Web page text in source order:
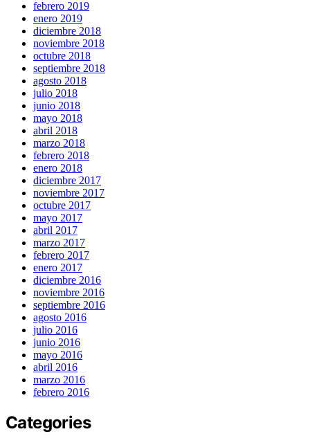
febrero 2019
enero 2019
diciembre 2018
noviembre 2018
octubre 2018
septiembre 2018
agosto 2018
julio 2018
junio 2018
mayo 2018
abril 2018
marzo 2018
febrero 2018
enero 2018
diciembre 2017
noviembre 2017
octubre 2017
mayo 2017
abril 2017
marzo 2017
febrero 2017
enero 2017
diciembre 2016
noviembre 2016
septiembre 2016
agosto 2016
julio 2016
junio 2016
mayo 2016
abril 2016
marzo 2016
febrero 2016
Categories